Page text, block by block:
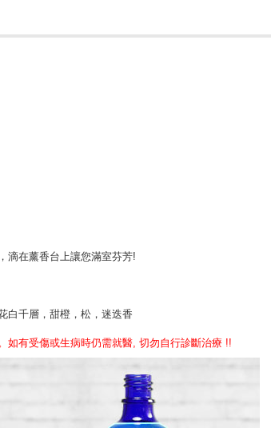
滴在薰香台上讓您滿室芬芳!
白千層，甜橙，松，迷迭香
如有受傷或生病時仍需就醫, 切勿自行診斷治療 !!